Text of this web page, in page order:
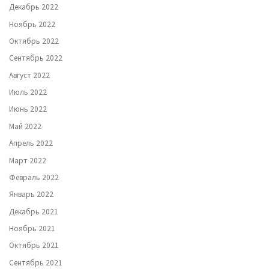
Декабрь 2022
Ноябрь 2022
Октябрь 2022
Сентябрь 2022
Август 2022
Июль 2022
Июнь 2022
Май 2022
Апрель 2022
Март 2022
Февраль 2022
Январь 2022
Декабрь 2021
Ноябрь 2021
Октябрь 2021
Сентябрь 2021